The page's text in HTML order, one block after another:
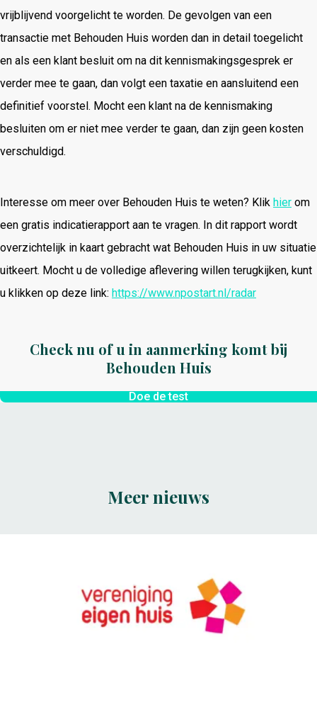
vrijblijvend voorgelicht te worden. De gevolgen van een
transactie met Behouden Huis worden dan in detail toegelicht
en als een klant besluit om na dit kennismakingsgesprek er
verder mee te gaan, dan volgt een taxatie en aansluitend een
definitief voorstel. Mocht een klant na de kennismaking
besluiten om er niet mee verder te gaan, dan zijn geen kosten
verschuldigd.
Interesse om meer over Behouden Huis te weten? Klik hier om
een gratis indicatierapport aan te vragen. In dit rapport wordt
overzichtelijk in kaart gebracht wat Behouden Huis in uw situatie
uitkeert. Mocht u de volledige aflevering willen terugkijken, kunt
u klikken op deze link: https://www.npostart.nl/radar
Check nu of u in aanmerking komt bij
Behouden Huis
Doe de test
Meer nieuws